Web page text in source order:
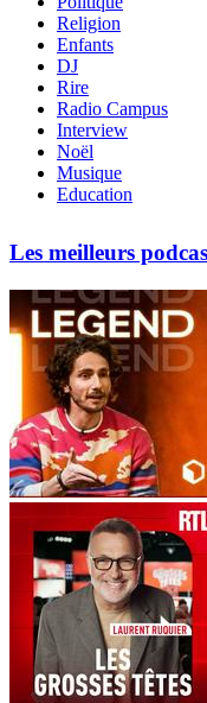
Religion
Enfants
DJ
Rire
Radio Campus
Interview
Noël
Musique
Education
Les meilleurs